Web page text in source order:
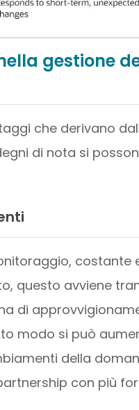
gestione
che derivano
di nota si
costante
questo avviene
di
modo si può
della
con più